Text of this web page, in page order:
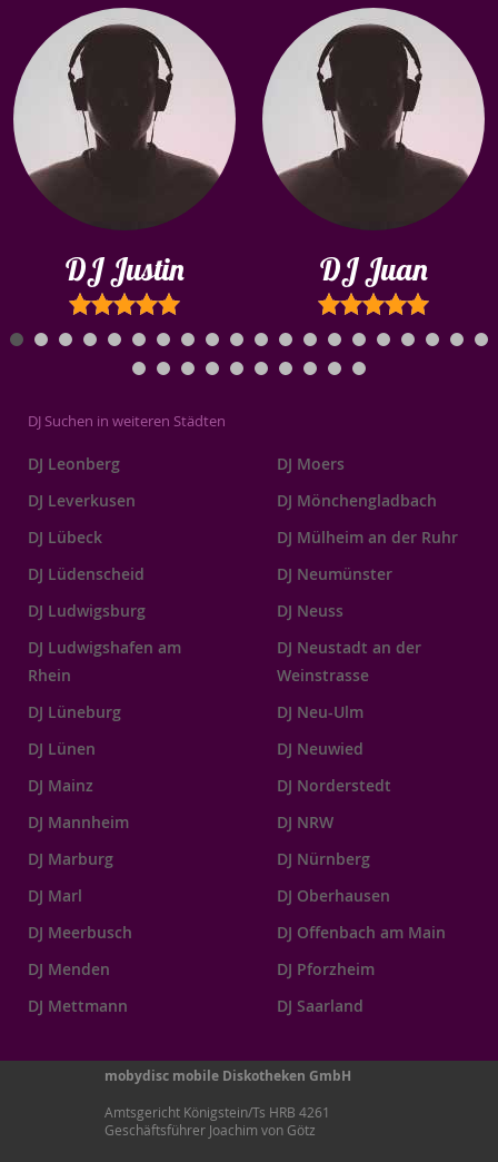
DJ Justin DJ Juan
DJ Suchen in weiteren Städten
DJ Leonberg
DJ Leverkusen
DJ Lübeck
DJ Lüdenscheid
DJ Ludwigsburg
DJ Ludwigshafen am
Rhein
DJ Lüneburg
DJ Lünen
DJ Mainz
DJ Mannheim
DJ Marburg
DJ Marl
DJ Meerbusch
DJ Menden
DJ Mettmann
DJ Moers
DJ Mönchengladbach
DJ Mülheim an der Ruhr
DJ Neumünster
DJ Neuss
DJ Neustadt an der
Weinstrasse
DJ Neu-Ulm
DJ Neuwied
DJ Norderstedt
DJ NRW
DJ Nürnberg
DJ Oberhausen
DJ Offenbach am Main
DJ Pforzheim
DJ Saarland
mobydisc mobile Diskotheken GmbH
Amtsgericht Königstein/Ts HRB 4261
Geschäftsführer Joachim von Götz